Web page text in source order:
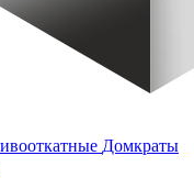
Домкраты